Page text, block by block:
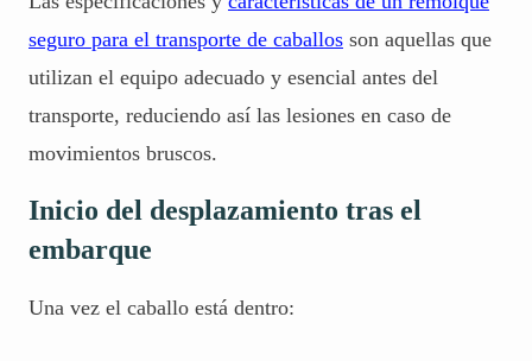
seguro para el transporte de caballos son aquellas que
utilizan el equipo adecuado y esencial antes del
transporte, reduciendo así las lesiones en caso de
movimientos bruscos.
Inicio del desplazamiento tras el
embarque
Una vez el caballo está dentro: